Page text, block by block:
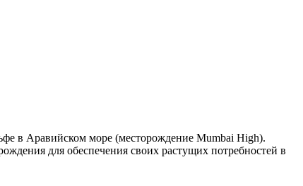
в Аравийском море (месторождение Mumbai High).
для обеспечения своих растущих потребностей в